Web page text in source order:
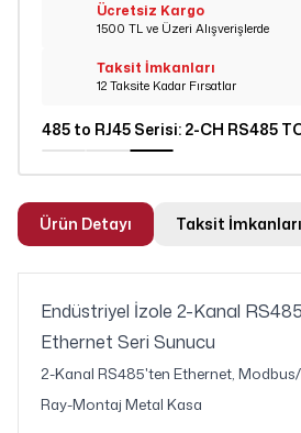
Ücretsiz Kargo
1500 TL ve Üzeri Alışverişlerde
Taksit İmkanları
12 Taksite Kadar Fırsatlar
485 to RJ45 Serisi: 2-CH RS485
Ürün Detayı Taksit İmkanları
Endüstriyel İzole 2-Kanal
Ethernet Seri Sunucu
2-Kanal RS485'ten Ethernet,
Ray-Montaj Metal Kasa